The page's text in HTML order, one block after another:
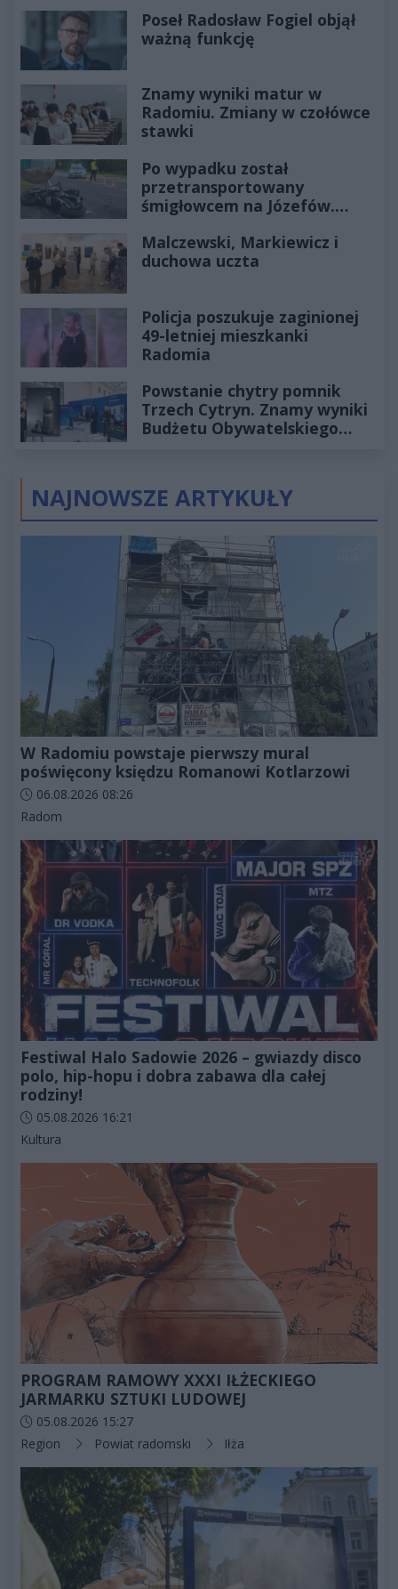
Poseł Radosław Fogiel objął
ważną funkcję
Znamy wyniki matur w
Radomiu. Zmiany w czołówce
stawki
Po wypadku został
przetransportowany
śmigłowcem na Józefów.
Malczewski, Markiewicz i
duchowa uczta
Policja poszukuje zaginionej
49-letniej mieszkanki
Radomia
Powstanie chytry pomnik
Trzech Cytryn. Znamy wyniki
Budżetu Obywatelskiego
NAJNOWSZE ARTYKUŁY
W Radomiu powstaje pierwszy mural
poświęcony księdzu Romanowi Kotlarzowi
Data dodania artykułu:
06.08.2026 08:26
Kategorie artykułu:
Radom
Festiwal Halo Sadowie 2026 – gwiazdy disco
polo, hip-hopu i dobra zabawa dla całej
rodziny!
Data dodania artykułu:
05.08.2026 16:21
Kategorie artykułu:
Kultura
PROGRAM RAMOWY XXXI IŁŻECKIEGO
JARMARKU SZTUKI LUDOWEJ
Data dodania artykułu:
05.08.2026 15:27
Kategorie artykułu:
Region Powiat radomski Iłża